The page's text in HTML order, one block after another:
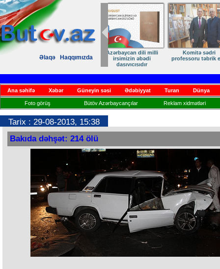
Əlaqə Haqqımızda
Zəfərdən Qayıdışa –
Həsrətin Sonu Yaxındır
ANA DİLİMİZ
Ana səhifə Xəbər Güneyin səsi Ədəbiyyat Turan Dünya
Foto görüş Bütöv Azərbaycançılar Reklam xidmətləri
Tarix : 29-08-2013, 15:38
Bakıda dəhşət: 214 ölü